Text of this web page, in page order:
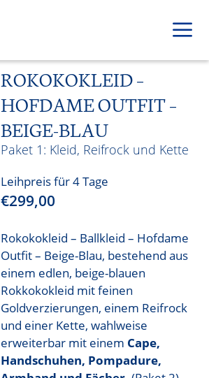
ROKOKOKLEID –
HOFDAME OUTFIT –
BEIGE-BLAU
Kleid, Reifrock und Kette
Leihpreis für 4 Tage
€299,00
Rokokokleid – Ballkleid – Hofdame
Outfit – Beige-Blau, bestehend aus
einem edlen, beige-blauen
Rokkokokleid mit feinen
Goldverzierungen, einem Reifrock
und einer Kette, wahlweise
erweiterbar mit einem Cape,
Handschuhen, Pompadure,